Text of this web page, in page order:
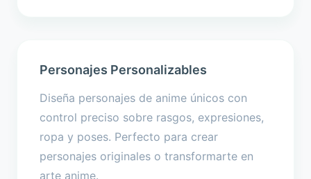
Personajes Personalizables
Diseña personajes de anime únicos con
control preciso sobre rasgos, expresiones,
ropa y poses. Perfecto para crear
personajes originales o transformarte en
arte anime.